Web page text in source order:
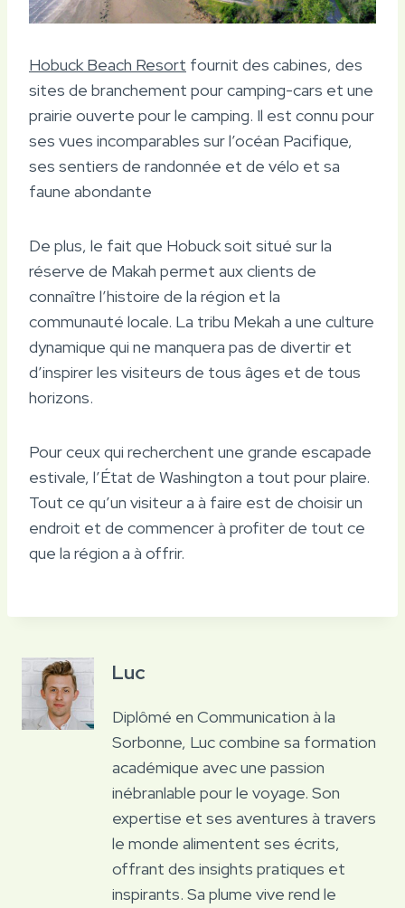
Hobuck Beach Resort fournit des cabines, des
sites de branchement pour camping-cars et une
prairie ouverte pour le camping. Il est connu pour
ses vues incomparables sur l’océan Pacifique,
ses sentiers de randonnée et de vélo et sa
faune abondante
De plus, le fait que Hobuck soit situé sur la
réserve de Makah permet aux clients de
connaître l’histoire de la région et la
communauté locale. La tribu Mekah a une culture
dynamique qui ne manquera pas de divertir et
d’inspirer les visiteurs de tous âges et de tous
horizons.
Pour ceux qui recherchent une grande escapade
estivale, l’État de Washington a tout pour plaire.
Tout ce qu’un visiteur a à faire est de choisir un
endroit et de commencer à profiter de tout ce
que la région a à offrir.
Luc
Diplômé en Communication à la
Sorbonne, Luc combine sa formation
académique avec une passion
inébranlable pour le voyage. Son
expertise et ses aventures à travers
le monde alimentent ses écrits,
offrant des insights pratiques et
inspirants. Sa plume vive rend le